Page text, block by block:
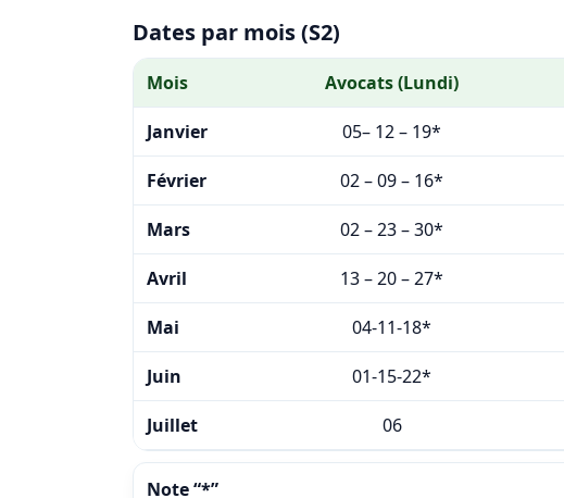
Dates par mois (S2)
Mois Avocats (Lundi)
Janvier 05– 12 – 19*
Février 02 – 09 – 16*
Mars 02 – 23 – 30*
Avril 13 – 20 – 27*
Mai 04-11-18*
Juin 01-15-22*
Juillet 06
Note “*”